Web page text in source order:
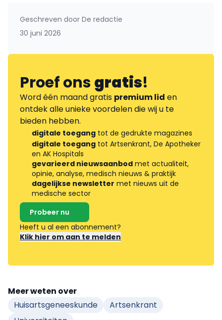
Geschreven door De redactie
30 juni 2026
Proef onsgratis!
Word één maand gratis premium lid en
ontdek alle unieke voordelen die wij u te
bieden hebben.
digitale toegang tot de gedrukte magazines
digitale toegang tot Artsenkrant, De Apotheker
en AK Hospitals
gevarieerd nieuwsaanbod met actualiteit,
opinie, analyse, medisch nieuws & praktijk
dagelijkse newsletter met nieuws uit de
medische sector
Probeer nu
Heeft u al een abonnement?
Klik hier om aan te melden
Meer weten over
Huisartsgeneeskunde
Artsenkrant